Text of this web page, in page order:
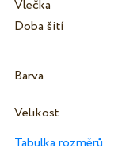
Vlečka
Doba šití
Barva
Velikost
Tabulka rozměrů